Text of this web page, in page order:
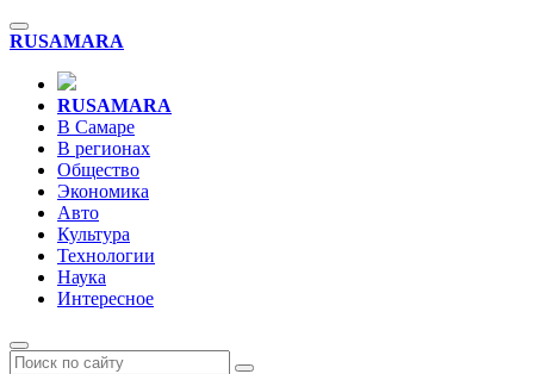
RUSAMARA
RUSAMARA
В Самаре
В регионах
Общество
Экономика
Авто
Культура
Технологии
Наука
Интересное